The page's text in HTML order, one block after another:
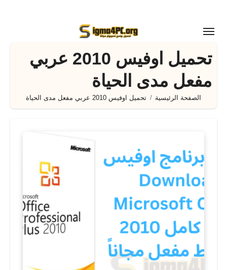
المحتوى
تحميل اوفيس 2010 عربي
مفعل مدى الحياة
الصفحة الرئيسية تحميل اوفيس 2010 عربي مفعل مدى الحياة